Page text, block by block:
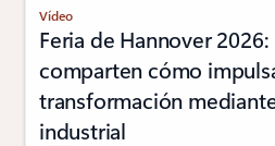
Vídeo
Feria de Hannover
comparten cómo
transformación
industrial